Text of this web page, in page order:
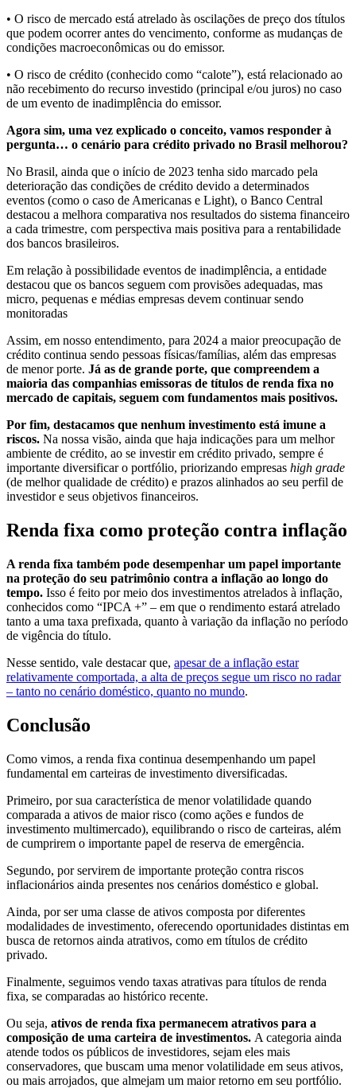
• O risco de mercado está atrelado às oscilações de preço dos títulos
que podem ocorrer antes do vencimento, conforme as mudanças de
condições macroeconômicas ou do emissor.
• O risco de crédito (conhecido como “calote”), está relacionado ao
não recebimento do recurso investido (principal e/ou juros) no caso
de um evento de inadimplência do emissor.
Agora sim, uma vez explicado o conceito, vamos responder à
pergunta… o cenário para crédito privado no Brasil melhorou?
No Brasil, ainda que o início de 2023 tenha sido marcado pela
deterioração das condições de crédito devido a determinados
eventos (como o caso de Americanas e Light), o Banco Central
destacou a melhora comparativa nos resultados do sistema financeiro
a cada trimestre, com perspectiva mais positiva para a rentabilidade
dos bancos brasileiros.
Em relação à possibilidade eventos de inadimplência, a entidade
destacou que os bancos seguem com provisões adequadas, mas
micro, pequenas e médias empresas devem continuar sendo
monitoradas
Assim, em nosso entendimento, para 2024 a maior preocupação de
crédito continua sendo pessoas físicas/famílias, além das empresas
de menor porte. Já as de grande porte, que compreendem a
maioria das companhias emissoras de títulos de renda fixa no
mercado de capitais, seguem com fundamentos mais positivos.
Por fim, destacamos que nenhum investimento está imune a
riscos. Na nossa visão, ainda que haja indicações para um melhor
ambiente de crédito, ao se investir em crédito privado, sempre é
importante diversificar o portfólio, priorizando empresas high grade
(de melhor qualidade de crédito) e prazos alinhados ao seu perfil de
investidor e seus objetivos financeiros.
Renda fixa como proteção contra inflação
A renda fixa também pode desempenhar um papel importante
na proteção do seu patrimônio contra a inflação ao longo do
tempo. Isso é feito por meio dos investimentos atrelados à inflação,
conhecidos como “IPCA +” – em que o rendimento estará atrelado
tanto a uma taxa prefixada, quanto à variação da inflação no período
de vigência do título.
Nesse sentido, vale destacar que, apesar de a inflação estar
relativamente comportada, a alta de preços segue um risco no radar
– tanto no cenário doméstico, quanto no mundo.
Conclusão
Como vimos, a renda fixa continua desempenhando um papel
fundamental em carteiras de investimento diversificadas.
Primeiro, por sua característica de menor volatilidade quando
comparada a ativos de maior risco (como ações e fundos de
investimento multimercado), equilibrando o risco de carteiras, além
de cumprirem o importante papel de reserva de emergência.
Segundo, por servirem de importante proteção contra riscos
inflacionários ainda presentes nos cenários doméstico e global.
Ainda, por ser uma classe de ativos composta por diferentes
modalidades de investimento, oferecendo oportunidades distintas em
busca de retornos ainda atrativos, como em títulos de crédito
privado.
Finalmente, seguimos vendo taxas atrativas para títulos de renda
fixa, se comparadas ao histórico recente.
Ou seja, ativos de renda fixa permanecem atrativos para a
composição de uma carteira de investimentos. A categoria ainda
atende todos os públicos de investidores, sejam eles mais
conservadores, que buscam uma menor volatilidade em seus ativos,
ou mais arrojados, que almejam um maior retorno em seu portfólio.